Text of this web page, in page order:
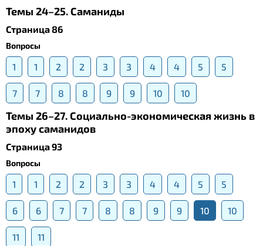
Темы 24–25. Саманиды
Страница 86
Вопросы
1 1 2 2 3 3 4 4 5 5
7 7 8 8 9 9 10 10
Темы 26–27. Социально-экономическая жизнь в
эпоху саманидов
Страница 93
Вопросы
1 1 2 2 3 3 4 4 5 5
6 6 7 7 8 8 9 9 10 10
11 11